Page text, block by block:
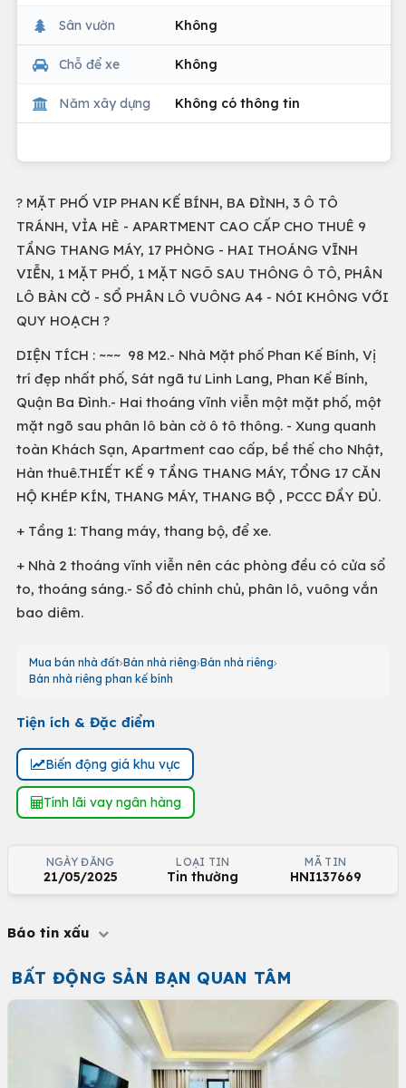
Sân vườn Không
Chỗ để xe Không
Năm xây dựng Không có thông tin
? MẶT PHỐ VIP PHAN KẾ BÍNH, BA ĐÌNH, 3 Ô TÔ
TRÁNH, VỈA HÈ - APARTMENT CAO CẤP CHO THUÊ 9
TẦNG THANG MÁY, 17 PHÒNG - HAI THOÁNG VĨNH
VIỄN, 1 MẶT PHỐ, 1 MẶT NGÕ SAU THÔNG Ô TÔ, PHÂN
LÔ BÀN CỜ - SỔ PHÂN LÔ VUÔNG A4 - NÓI KHÔNG VỚI
QUY HOẠCH ?
DIỆN TÍCH : ~~~ 98 M2.- Nhà Mặt phố Phan Kế Bính, Vị
trí đẹp nhất phố, Sát ngã tư Linh Lang, Phan Kế Bính,
Quận Ba Đình.- Hai thoáng vĩnh viễn một mặt phố, một
mặt ngõ sau phân lô bàn cờ ô tô thông. - Xung quanh
toàn Khách Sạn, Apartment cao cấp, bề thế cho Nhật,
Hàn thuê.THIẾT KẾ 9 TẦNG THANG MÁY, TỔNG 17 CĂN
HỘ KHÉP KÍN, THANG MÁY, THANG BỘ , PCCC ĐẦY ĐỦ.
+ Tầng 1: Thang máy, thang bộ, để xe.
+ Nhà 2 thoáng vĩnh viễn nên các phòng đều có cửa sổ
to, thoáng sáng.- Sổ đỏ chính chủ, phân lô, vuông vắn
bao diêm.
Mua bán nhà đất Bán nhà riêng Bán nhà riêng
Bán nhà riêng phan kế bính
Tiện ích & Đặc điểm
Biến động giá khu vực
Tính lãi vay ngân hàng
NGÀY ĐĂNG
21/05/2025
LOẠI TIN
Tin thường
MÃ TIN
HNI137669
Báo tin xấu
BẤT ĐỘNG SẢN BẠN QUAN TÂM